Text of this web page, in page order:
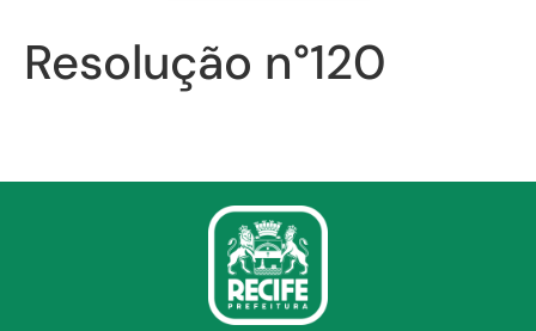
Resolução n°120